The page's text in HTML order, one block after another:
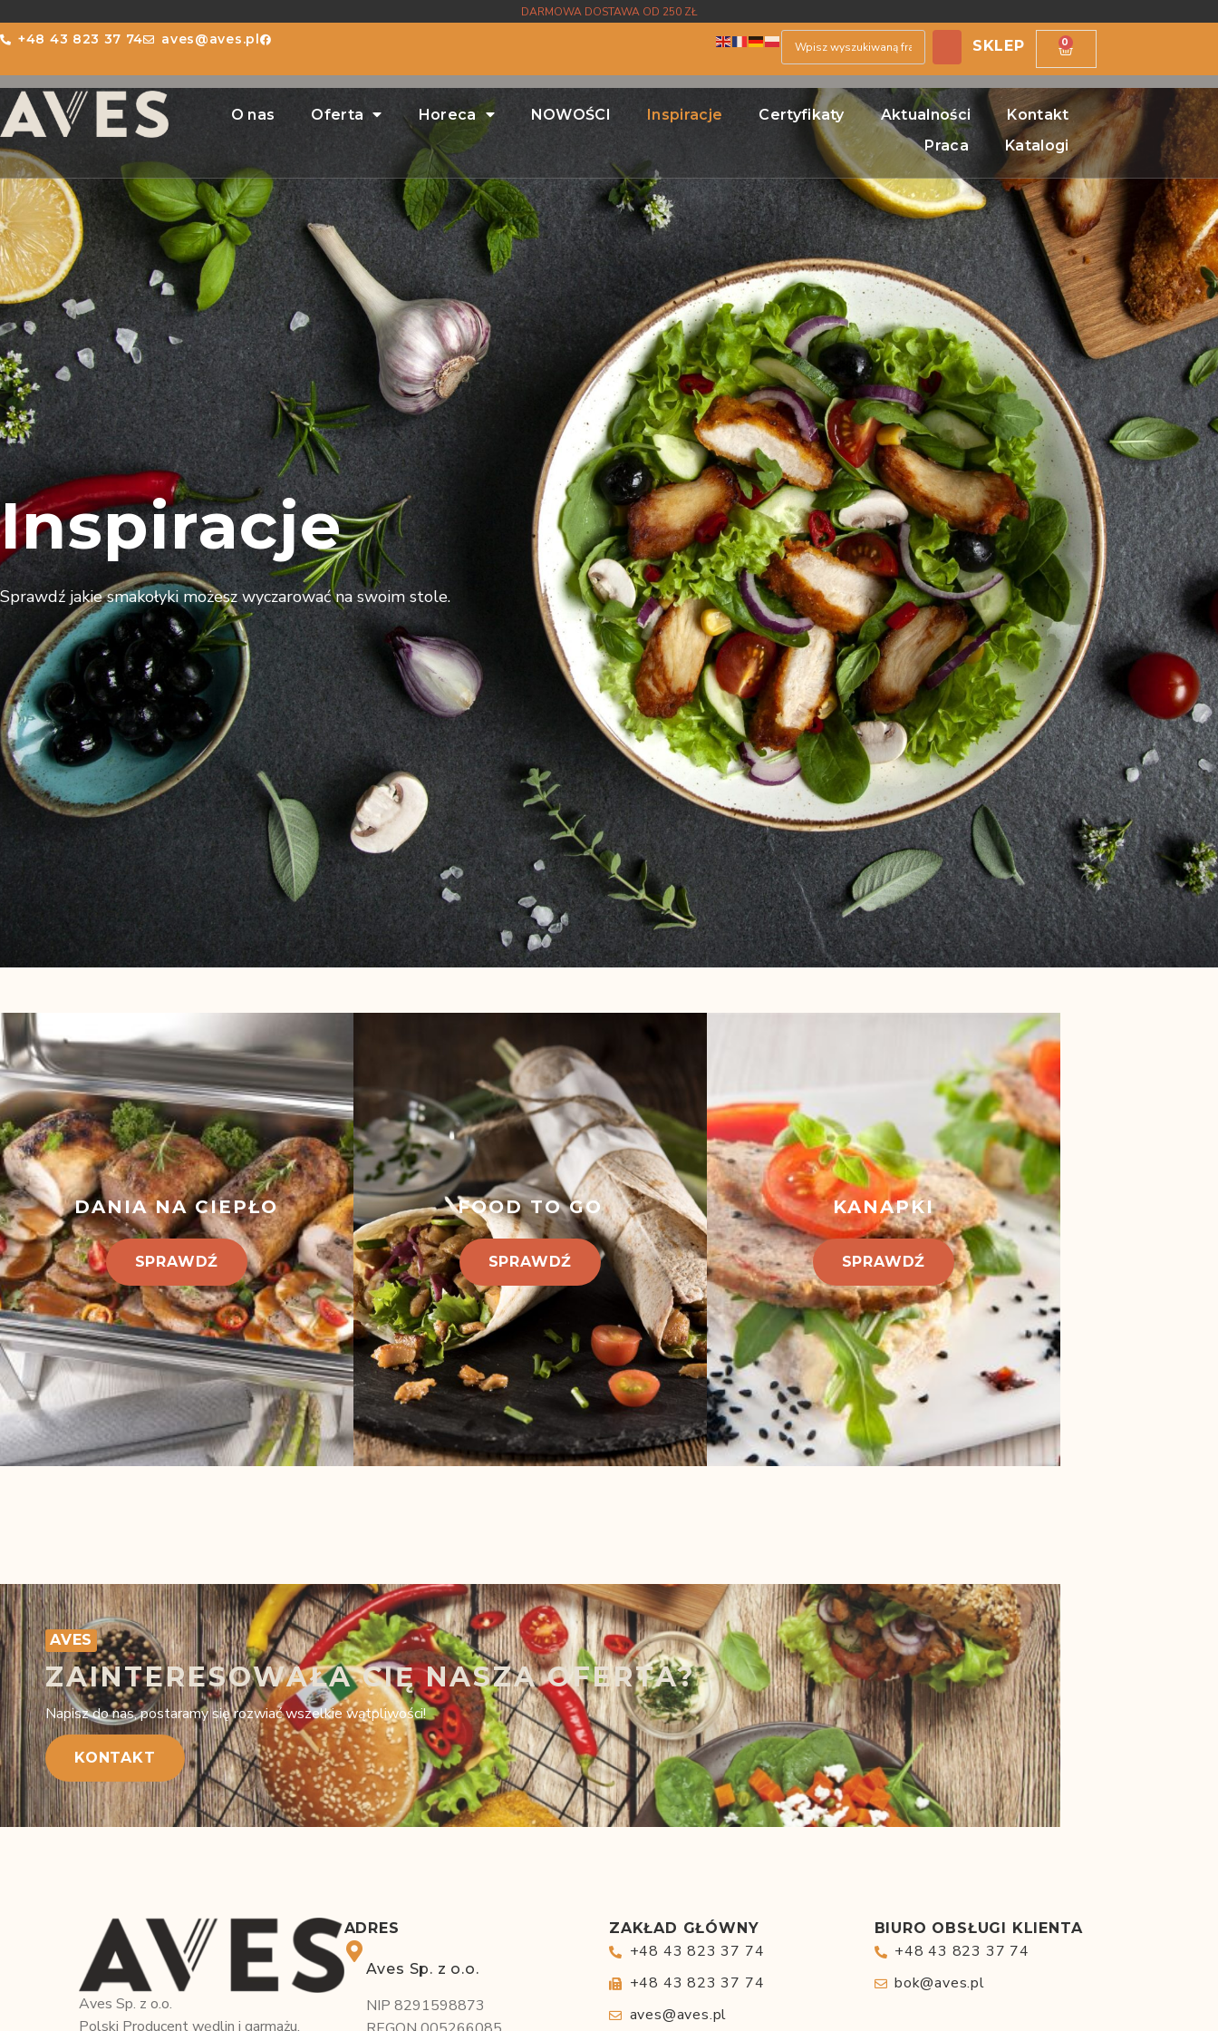
DARMOWA DOSTAWA OD 250 ZŁ
+48 43 823 37 74 aves@aves.pl SKLEP 0
O nas Oferta Horeca NOWOŚCI Inspiracje Certyfikaty Aktualności
Kontakt
Praca
Katalogi
Inspiracje
Sprawdź jakie smakołyki możesz wyczarować na swoim stole.
DANIA NA CIEPŁO
SPRAWDŹ
FOOD TO GO
SPRAWDŹ
KANAPKI
SPRAWDŹ
AVES
ZAINTERESOWAŁA CIĘ NASZA OFERTA?
Napisz do nas, postaramy się rozwiać wszelkie wątpliwości!
KONTAKT
Aves Sp. z o.o.
Polski Producent wędlin i garmażu,
ADRES
Aves Sp. z o.o.
NIP 8291598873
ZAKŁAD GŁÓWNY
+48 43 823 37 74
+48 43 823 37 74
aves@aves.pl
BIURO OBSŁUGI KLIENTA
+48 43 823 37 74
bok@aves.pl